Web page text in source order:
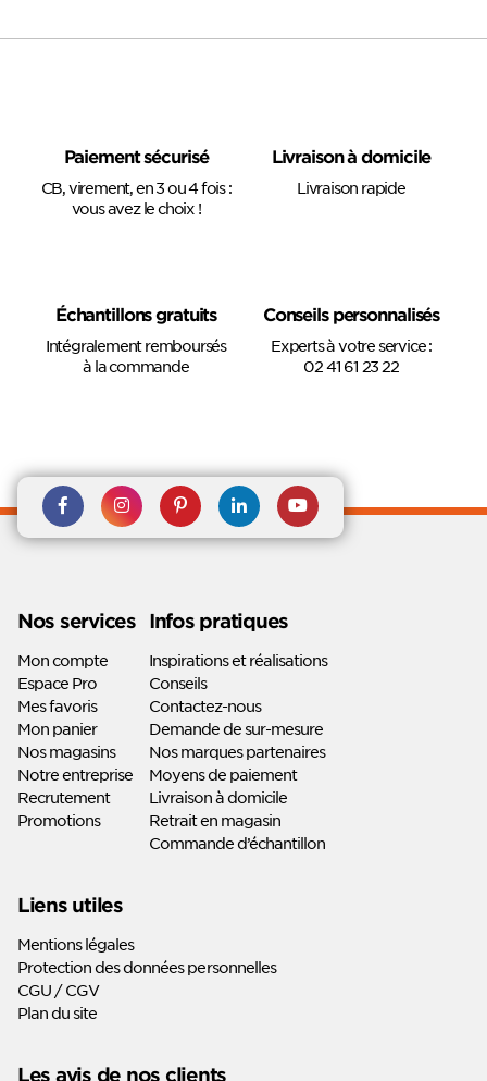
Paiement sécurisé
CB, virement, en 3 ou 4 fois :
vous avez le choix !
Livraison à domicile
Livraison rapide
Échantillons gratuits
Intégralement remboursés
à la commande
Conseils personnalisés
Experts à votre service :
02 41 61 23 22
Rejoignez nous sur Facebook
Suivez-nous sur
Instagram
Suivez-nous sur
Pinterest
Suivez-
nous sur
Suivez-
nous sur
Nos services
Mon compte
Espace Pro
Mes favoris
Mon panier
Nos magasins
Notre entreprise
Recrutement
Promotions
Infos pratiques
Inspirations et réalisations
Conseils
Contactez-nous
Demande de sur-mesure
Nos marques partenaires
Moyens de paiement
Livraison à domicile
Retrait en magasin
Commande d’échantillon
Liens utiles
Mentions légales
Protection des données personnelles
CGU / CGV
Plan du site
Les avis de nos clients